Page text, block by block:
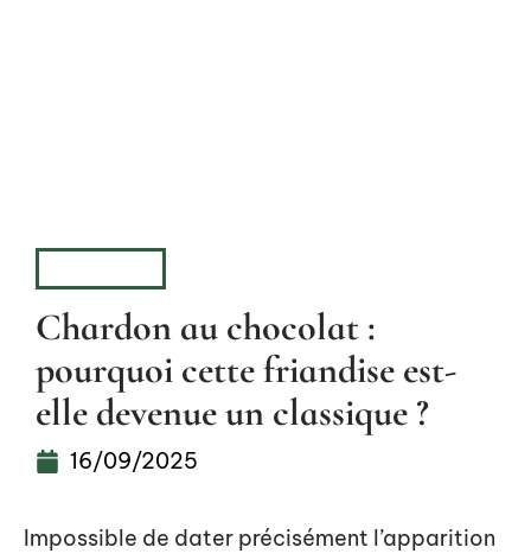
Chardon au chocolat :
pourquoi cette friandise est-
elle devenue un classique ?
16/09/2025
Impossible de dater précisément l’apparition